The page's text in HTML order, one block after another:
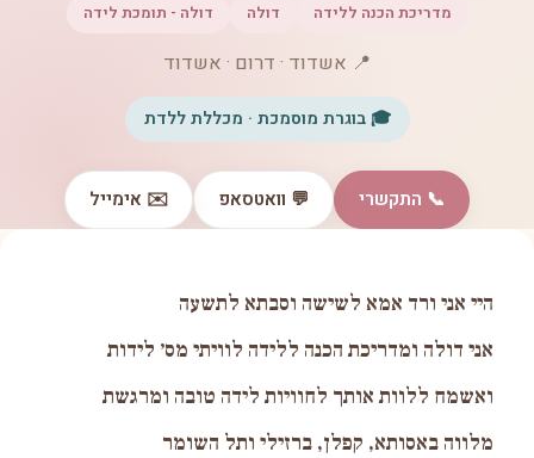
מדריכת הכנה ללידה דולה דולה - תומכת לידה
📍 אשדוד · דרום · אשדוד
🎓 בוגרת מוסמכת · מכללת ללדת
📞 התקשרי 💬 וואטסאפ ✉️ אימייל
היי אני ורד אמא לשישה וסבתא לתשעה
אני דולה ומדריכת הכנה ללידה לוויתי מס׳ לידות
ואשמח ללוות אותך לחוויות לידה טובה ומרגשת
מלווה באסותא, קפלן, ברזילי ותל השומר